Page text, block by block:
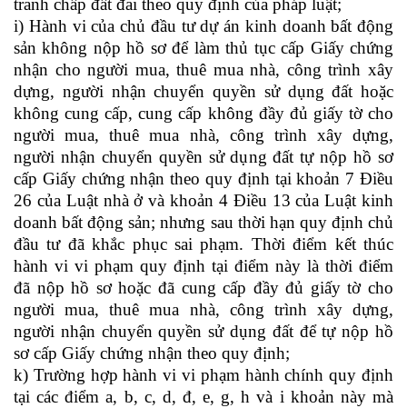
tranh chấp đất đai theo quy định của pháp luật;
i) Hành vi của chủ đầu tư dự án kinh doanh bất động
sản không nộp hồ sơ để làm thủ tục cấp Giấy chứng
nhận cho người mua,thuê muanhà, công trình xây
dựng, người nhận chuyển quyền sử dụng đất hoặc
không cung cấp, cung cấp không đầy đủ giấy tờ cho
người mua,thuê mua nhà, công trình xây dựng,
người nhận chuyển quyền sử dụng đất tự nộp hồ sơ
cấp Giấy chứng nhận theo quy định tại khoản 7 Điều
26 của Luật nhà ở và khoản 4 Điều 13 của Luật kinh
doanh bất động sản; nhưng sau thời hạn quy định chủ
đầu tư đã khắc phục sai phạm. Thời điểm kết thúc
hành vi vi phạm quy định tại điểm này là thời điểm
đã nộp hồ sơ hoặc đã cung cấp đầy đủ giấy tờ cho
người mua,thuê mua nhà, công trình xây dựng,
người nhận chuyển quyền sử dụng đất để tự nộp hồ
sơ cấp Giấy chứng nhận theo quy định;
k) Trường hợp hành vi vi phạm hành chính quy định
tại các điểm a, b, c, d, đ, e, g, h và i khoản này mà